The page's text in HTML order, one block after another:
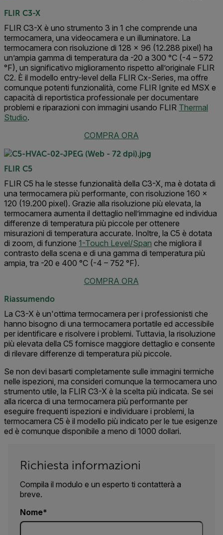
FLIR C3-X
FLIR C3-X è uno strumento 3 in 1 che comprende una
termocamera, una videocamera e un illuminatore. La
termocamera con risoluzione di 128 × 96 (12.288 pixel) ha
un’ampia gamma di temperatura da -20 a 300 °C (-4 – 572
°F), un significativo miglioramento rispetto all’originale FLIR
C2. È il modello entry-level della FLIR Cx-Series, ma offre
comunque potenti funzionalità, come FLIR Ignite ed MSX e
capacità di reportistica professionale per documentare
problemi e riparazioni con immagini usando FLIR Thermal
Studio.
COMPRA ORA
FLIR C5
FLIR C5 ha le stesse funzionalità della C3-X, ma è dotata di
una termocamera più performante, con risoluzione 160 ×
120 (19.200 pixel). Grazie alla risoluzione più elevata, la
termocamera aumenta il dettaglio nell’immagine ed individua
differenze di temperatura più piccole per ottenere
misurazioni di temperatura accurate. Inoltre, la C5 è dotata
di zoom, di funzione 1-Touch Level/Span che migliora il
contrasto della scena e di una gamma di temperatura più
ampia, tra -20 e 400 °C (-4 – 752 °F).
COMPRA ORA
Riassumendo
La C3-X è un'ottima termocamera per i professionisti che
hanno bisogno di una termocamera portatile ed accessibile
per identificare e risolvere i problemi. Tuttavia, la risoluzione
più elevata della C5 fornisce maggiore dettaglio e consente
di rilevare differenze di temperatura più piccole.
Se non devi basarti completamente sulle immagini termiche
nelle ispezioni, ma consideri comunque la termocamera uno
strumento utile, la FLIR C3-X è la scelta più indicata. Se sei
alla ricerca di una termocamera più performante per
eseguire frequenti ispezioni e individuare i problemi, la
termocamera C5 è il modello più indicato per le tue esigenze
ed è comunque disponibile a meno di 1000 dollari.
Richiesta informazioni
Compila il modulo e un esperto ti contatterà a
breve.
Nome